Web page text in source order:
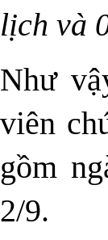
lịch và
Như
viên
gồm
2/9.